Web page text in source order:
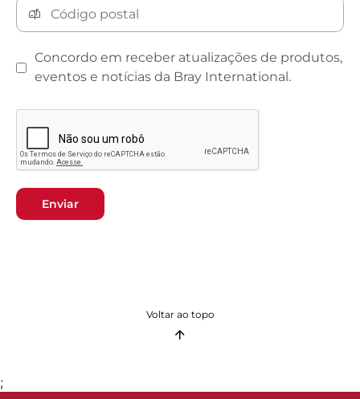
Concordo em receber atualizações de produtos,
eventos e notícias da Bray International.
Enviar
Voltar ao topo
;